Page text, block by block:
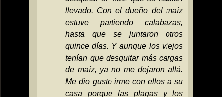
llevado. Con el dueño del maíz
estuve partiendo calabazas,
hasta que se juntaron otros
quince días. Y aunque los viejos
tenían que desquitar más cargas
de maíz, ya no me dejaron allá.
Me dio gusto irme con ellos a su
casa porque las plagas y los